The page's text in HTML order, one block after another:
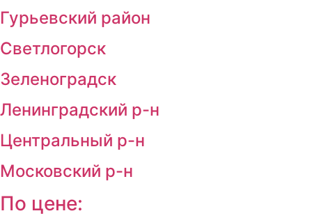
Гурьевский район
Светлогорск
Зеленоградск
Ленинградский р-н
Центральный р-н
Московский р-н
По цене: